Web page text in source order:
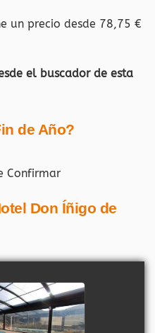
un precio desde 78,75 €
el buscador de esta
de Año?
Confirmar
Don Íñigo de